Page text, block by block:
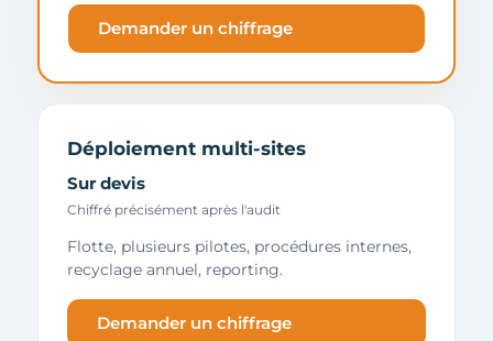
Demander un chiffrage
Déploiement multi-sites
Sur devis
Chiffré précisément après l'audit
Flotte, plusieurs pilotes, procédures internes,
recyclage annuel, reporting.
Demander un chiffrage